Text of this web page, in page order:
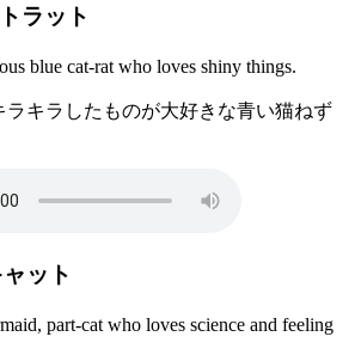
ラット
blue cat-rat who loves shiny things.
ラキラしたものが大好きな青い猫ねず
ット
part-cat who loves science and feeling